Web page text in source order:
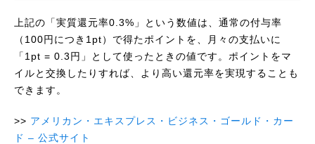
上記の「実質還元率0.3%」という数値は、通常の付与率
（100円につき1pt）で得たポイントを、月々の支払いに
「1pt = 0.3円」として使ったときの値です。ポイントをマ
イルと交換したりすれば、より高い還元率を実現することも
できます。
アメリカン・エキスプレス・ビジネス・ゴールド・カー
ド – 公式サイト